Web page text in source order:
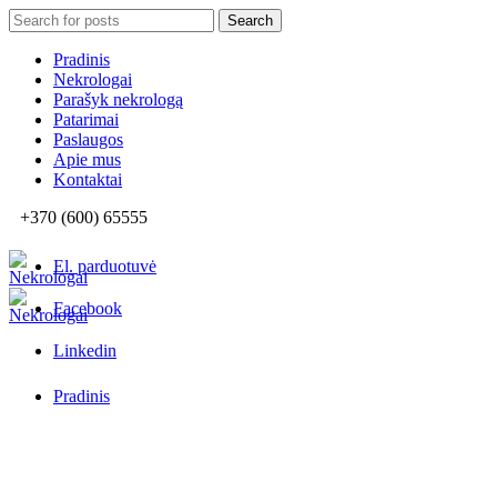
Search
for:
Search
Pradinis
Nekrologai
Parašyk nekrologą
Patarimai
Paslaugos
Apie mus
Kontaktai
+370 (600) 65555
El. parduotuvė
Facebook
Linkedin
Pradinis